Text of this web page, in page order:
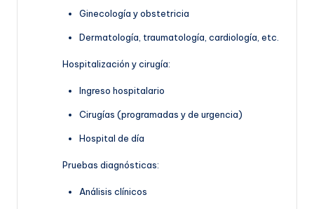
Ginecología y obstetricia
Dermatología, traumatología, cardiología, etc.
Hospitalización y cirugía:
Ingreso hospitalario
Cirugías (programadas y de urgencia)
Hospital de día
Pruebas diagnósticas:
Análisis clínicos